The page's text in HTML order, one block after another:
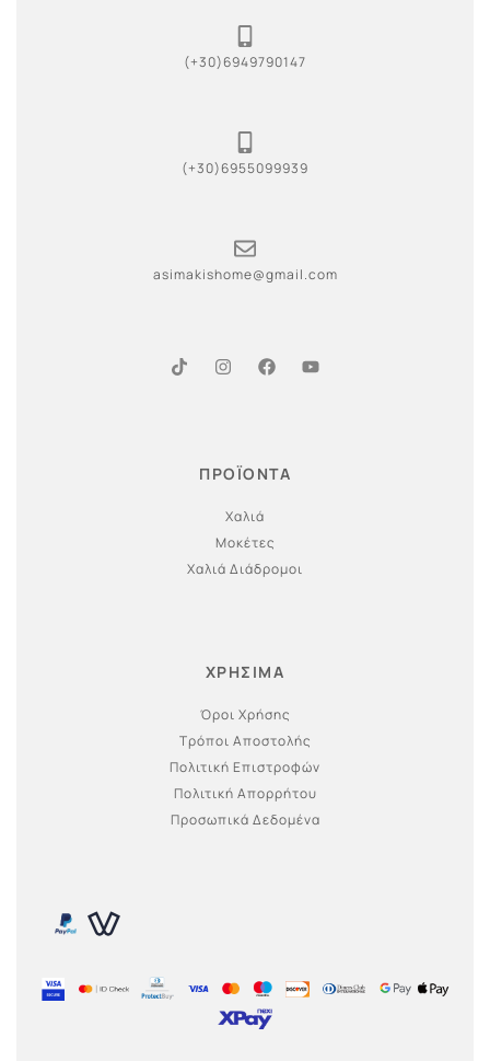
(+30)6949790147
(+30)6955099939
asimakishome@gmail.com
ΠΡΟΪΟΝΤΑ
Χαλιά
Μοκέτες
Χαλιά Διάδρομοι
ΧΡΗΣΙΜΑ
Όροι Χρήσης
Τρόποι Αποστολής
Πολιτική Επιστροφών
Πολιτική Απορρήτου
Προσωπικά Δεδομένα